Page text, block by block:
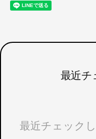
最近チ
最近チェック